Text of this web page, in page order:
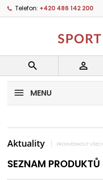
Telefon: +420 486 142 200
 
MENU
Aktuality PROHLÉDNOUT
SEZNAM